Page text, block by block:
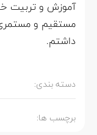
آموزش و تربیت
مستقیم و مستمری
داشتم.
دسته بندی:
برچسب ها: